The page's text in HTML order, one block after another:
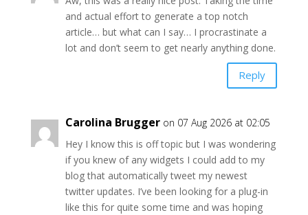
and actual effort to generate a top notch
article… but what can I say… I procrastinate a
lot and don’t seem to get nearly anything done.
Reply
Carolina Brugger on 07 Aug 2026 at 02:05
Hey I know this is off topic but I was wondering
if you knew of any widgets I could add to my
blog that automatically tweet my newest
twitter updates. I’ve been looking for a plug-in
like this for quite some time and was hoping